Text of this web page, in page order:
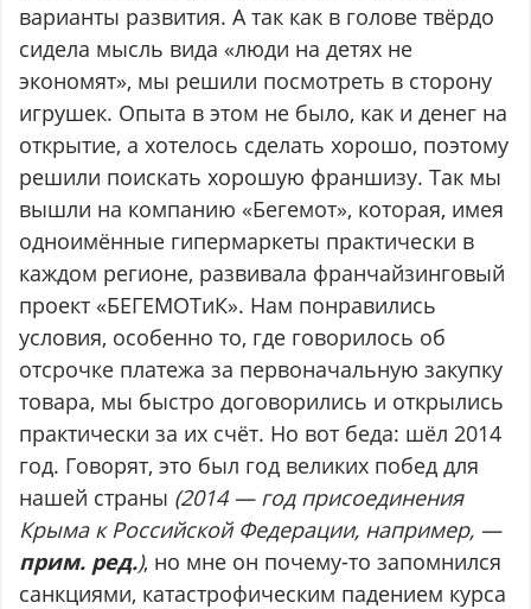
варианты развития. А так как в голове твёрдо
сидела мысль вида «люди на детях не
экономят», мы решили посмотреть в сторону
игрушек. Опыта в этом не было, как и денег на
открытие, а хотелось сделать хорошо, поэтому
решили поискать хорошую франшизу. Так мы
вышли на компанию «Бегемот», которая, имея
одноимённые гипермаркеты практически в
каждом регионе, развивала франчайзинговый
проект «БЕГЕМОТиК». Нам понравились
условия, особенно то, где говорилось об
отсрочке платежа за первоначальную закупку
товара, мы быстро договорились и открылись
практически за их счёт. Но вот беда: шёл 2014
год. Говорят, это был год великих побед для
нашей страны (2014 — год присоединения
Крыма к Российской Федерации, например, —
прим. ред.), но мне он почему-то запомнился
санкциями, катастрофическим падением курса